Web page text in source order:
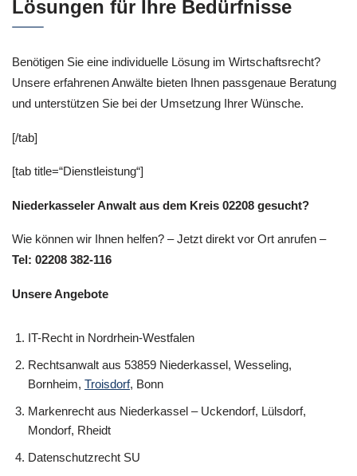
Lösungen für Ihre Bedürfnisse
Benötigen Sie eine individuelle Lösung im Wirtschaftsrecht?
Unsere erfahrenen Anwälte bieten Ihnen passgenaue Beratung
und unterstützen Sie bei der Umsetzung Ihrer Wünsche.
[/tab]
[tab title=“Dienstleistung“]
Niederkasseler Anwalt aus dem Kreis 02208 gesucht?
Wie können wir Ihnen helfen? – Jetzt direkt vor Ort anrufen –
Tel: 02208 382-116
Unsere Angebote
IT-Recht in Nordrhein-Westfalen
Rechtsanwalt aus 53859 Niederkassel, Wesseling,
Bornheim, Troisdorf, Bonn
Markenrecht aus Niederkassel – Uckendorf, Lülsdorf,
Mondorf, Rheidt
Datenschutzrecht SU